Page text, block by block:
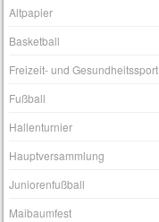
Altpapier
Basketball
Freizeit- und Gesundheitssport
Fußball
Hallenturnier
Hauptversammlung
Juniorenfußball
Maibaumfest